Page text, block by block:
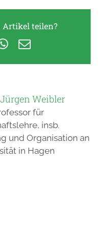
Artikel teilen?
WhatsApp
E-
Weibler
für
insb.
und Organisation an
in Hagen